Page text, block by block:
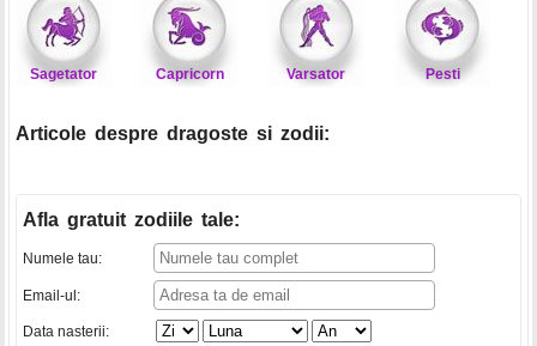
Sagetator Capricorn Varsator Pesti
Articole despre dragoste si zodii:
Afla gratuit zodiile tale:
Numele tau:
Email-ul:
Data nasterii: